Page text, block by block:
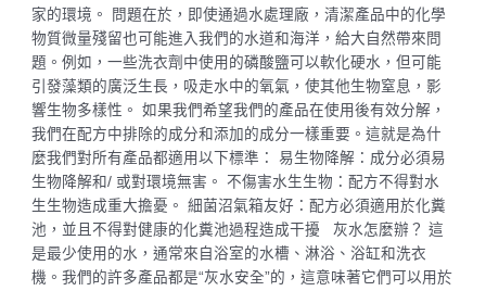
家的環境。 問題在於，即使通過水處理廠，清潔產品中的化學
物質微量殘留也可能進入我們的水道和海洋，給大自然帶來問
題。例如，一些洗衣劑中使用的磷酸鹽可以軟化硬水，但可能
引發藻類的廣泛生長，吸走水中的氧氣，使其他生物窒息，影
響生物多樣性。 如果我們希望我們的產品在使用後有效分解，
我們在配方中排除的成分和添加的成分一樣重要。這就是為什
麼我們對所有產品都適用以下標準： 易生物降解：成分必須易
生物降解和/ 或對環境無害。 不傷害水生生物：配方不得對水
生生物造成重大擔憂。 細菌沼氣箱友好：配方必須適用於化糞
池，並且不得對健康的化糞池過程造成干擾 灰水怎麼辦？ 這
是最少使用的水，通常來自浴室的水槽、淋浴、浴缸和洗衣
機。我們的許多產品都是“灰水安全”的，這意味著它們可以用於